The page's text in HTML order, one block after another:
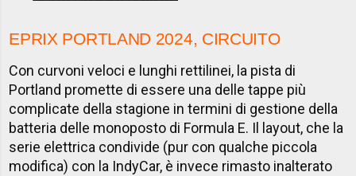
EPRIX PORTLAND 2024, CIRCUITO
Con curvoni veloci e lunghi rettilinei, la pista di
Portland promette di essere una delle tappe più
complicate della stagione in termini di gestione della
batteria delle monoposto di Formula E. Il layout, che la
serie elettrica condivide (pur con qualche piccola
modifica) con la IndyCar, è invece rimasto inalterato